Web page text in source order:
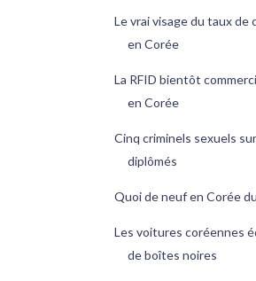
Le vrai visage du taux de
en Corée
La RFID bientôt
en Corée
Cinq criminels sexuels
diplômés
Quoi de neuf en Corée
Les voitures coréennes
de boîtes noires